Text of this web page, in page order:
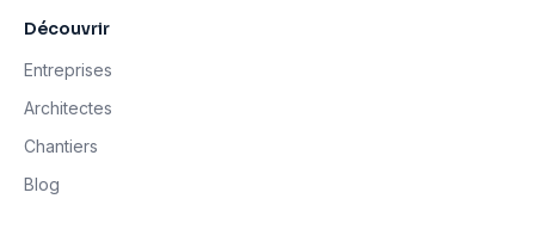
Découvrir
Entreprises
Architectes
Chantiers
Blog